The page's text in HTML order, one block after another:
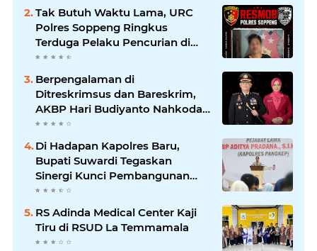
Tak Butuh Waktu Lama, URC
Polres Soppeng Ringkus
Terduga Pelaku Pencurian di
Liliriaja
Berpengalaman di
Ditreskrimsus dan Bareskrim,
AKBP Hari Budiyanto Nahkodai
Polres Soppeng
Di Hadapan Kapolres Baru,
Bupati Suwardi Tegaskan
Sinergi Kunci Pembangunan
Soppeng
RS Adinda Medical Center Kaji
Tiru di RSUD La Temmamala